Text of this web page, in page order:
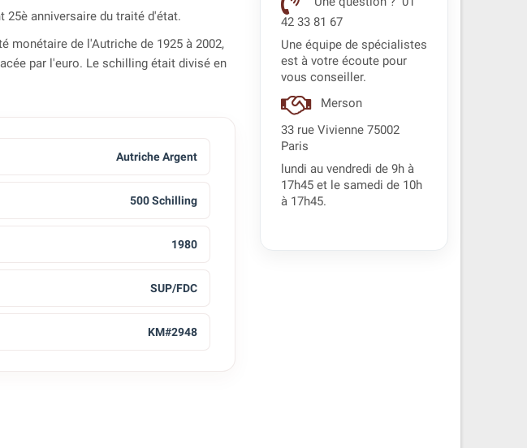
25è anniversaire du traité d'état.
monétaire de l'Autriche de 1925 à 2002,
par l'euro. Le schilling était divisé en
Autriche Argent
500 Schilling
1980
SUP/FDC
KM#2948
42 33 81 67
Une équipe de spécialistes
est à votre écoute pour
vous conseiller.
Merson
33 rue Vivienne 75002
Paris
lundi au vendredi de 9h à
17h45 et le samedi de 10h
à 17h45.